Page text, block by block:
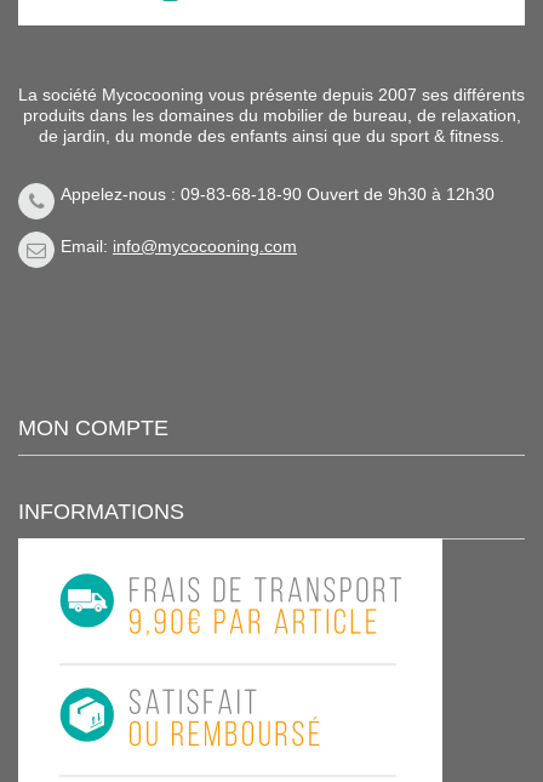
La société Mycocooning vous présente depuis 2007 ses différents
produits dans les domaines du mobilier de bureau, de relaxation,
de jardin, du monde des enfants ainsi que du sport & fitness.
Appelez-nous : 09-83-68-18-90 Ouvert de 9h30 à 12h30
Email: info@mycocooning.com
MON COMPTE
INFORMATIONS